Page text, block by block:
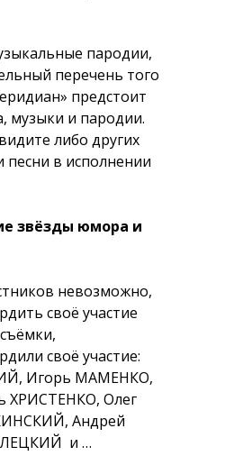
пародии,
перечень того
предстоит
музыки и пародии.
либо других
в исполнении
звёзды юмора и
невозможно,
своё участие
своё участие:
Игорь МАМЕНКО,
ХРИСТЕНКО, Олег
Андрей
и …